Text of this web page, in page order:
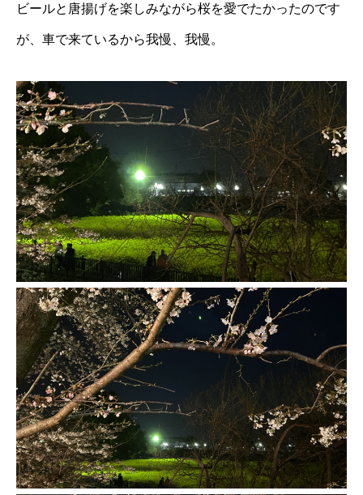
ビールと唐揚げを楽しみながら桜を愛でたかったのです
が、車で来ているから我慢、我慢。